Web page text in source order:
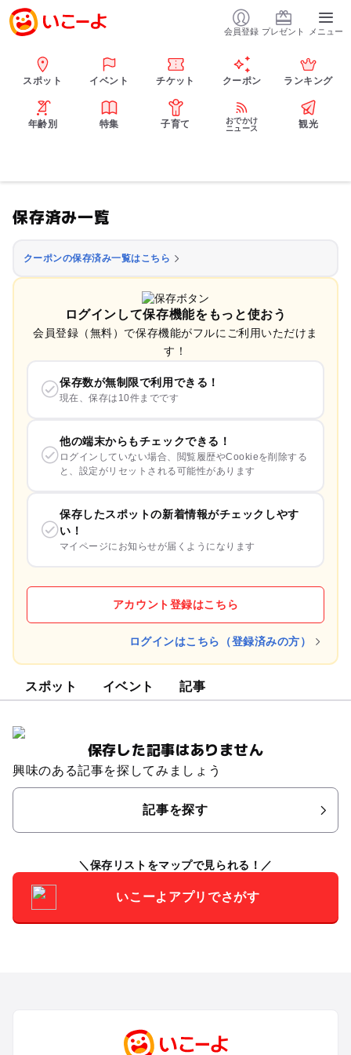
会員登録 プレゼント メニュー
スポット イベント チケット クーポン ランキング
年齢別 特集 子育て
おでかけ
ニュース
観光
保存済み一覧
クーポンの保存済み一覧はこちら
ログインして保存機能をもっと使おう
会員登録（無料）で保存機能がフルにご利用いただけま
す！
保存数が無制限で利用できる！
現在、保存は10件までです
他の端末からもチェックできる！
ログインしていない場合、閲覧履歴やCookieを削除する
と、設定がリセットされる可能性があります
保存したスポットの新着情報がチェックしやす
い！
マイページにお知らせが届くようになります
アカウント登録はこちら
ログインはこちら（登録済みの方）
スポット イベント 記事
保存した記事はありません
興味のある記事を探してみましょう
記事を探す
保存リストをマップで見られる！
いこーよアプリでさがす